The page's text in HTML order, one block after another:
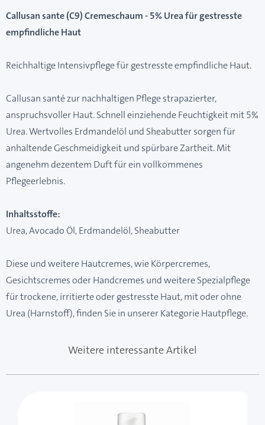
Callusan sante (C9) Cremeschaum - 5% Urea für gestresste
empfindliche Haut
Reichhaltige Intensivpflege für gestresste empfindliche Haut.
Callusan santé zur nachhaltigen Pflege strapazierter,
anspruchsvoller Haut. Schnell einziehende Feuchtigkeit mit 5%
Urea. Wertvolles Erdmandelöl und Sheabutter sorgen für
anhaltende Geschmeidigkeit und spürbare Zartheit. Mit
angenehm dezentem Duft für ein vollkommenes
Pflegeerlebnis.
Inhaltsstoffe:
Urea, Avocado Öl, Erdmandelöl, Sheabutter
Diese und weitere Hautcremes, wie Körpercremes,
Gesichtscremes oder Handcremes und weitere Spezialpflege
für trockene, irritierte oder gestresste Haut, mit oder ohne
Urea (Harnstoff), finden Sie in unserer KategorieHautpflege.
Weitere interessante Artikel